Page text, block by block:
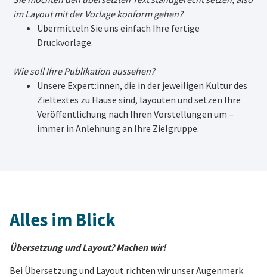
im Layout mit der Vorlage konform gehen?
Übermitteln Sie uns einfach Ihre fertige
Druckvorlage.
Wie soll Ihre Publikation aussehen?
Unsere Expert:innen, die in der jeweiligen Kultur des
Zieltextes zu Hause sind, layouten und setzen Ihre
Veröffentlichung nach Ihren Vorstellungen um –
immer in Anlehnung an Ihre Zielgruppe.
Alles im Blick
Übersetzung und Layout? Machen wir!
Bei Übersetzung und Layout richten wir unser Augenmerk